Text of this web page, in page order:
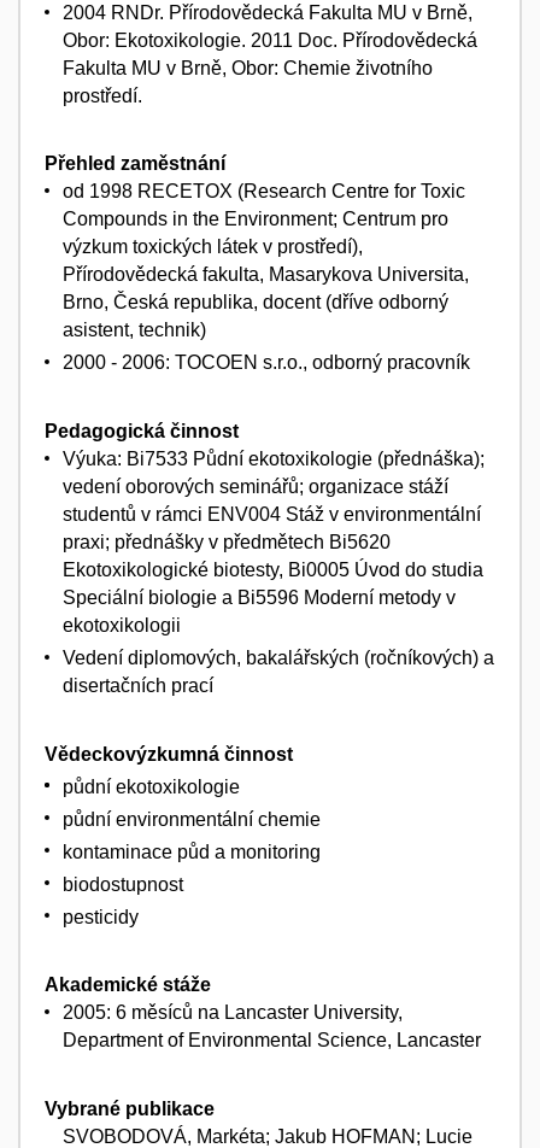
2004 RNDr. Přírodovědecká Fakulta MU v Brně,
Obor: Ekotoxikologie. 2011 Doc. Přírodovědecká
Fakulta MU v Brně, Obor: Chemie životního
prostředí.
Přehled zaměstnání
od 1998 RECETOX (Research Centre for Toxic
Compounds in the Environment; Centrum pro
výzkum toxických látek v prostředí),
Přírodovědecká fakulta, Masarykova Universita,
Brno, Česká republika, docent (dříve odborný
asistent, technik)
2000 - 2006: TOCOEN s.r.o., odborný pracovník
Pedagogická činnost
Výuka: Bi7533 Půdní ekotoxikologie (přednáška);
vedení oborových seminářů; organizace stáží
studentů v rámci ENV004 Stáž v environmentální
praxi; přednášky v předmětech Bi5620
Ekotoxikologické biotesty, Bi0005 Úvod do studia
Speciální biologie a Bi5596 Moderní metody v
ekotoxikologii
Vedení diplomových, bakalářských (ročníkových) a
disertačních prací
Vědeckovýzkumná činnost
půdní ekotoxikologie
půdní environmentální chemie
kontaminace půd a monitoring
biodostupnost
pesticidy
Akademické stáže
2005: 6 měsíců na Lancaster University,
Department of Environmental Science, Lancaster
Vybrané publikace
SVOBODOVÁ, Markéta; Jakub HOFMAN; Lucie